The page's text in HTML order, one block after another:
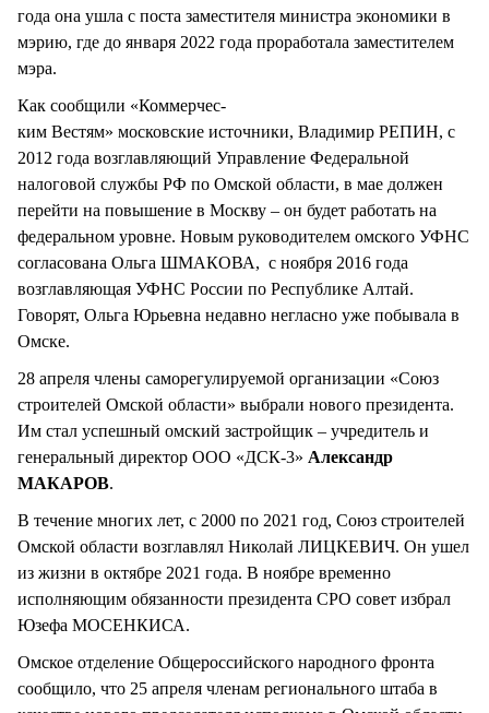
года она ушла с поста заместителя министра экономики в
мэрию, где до января 2022 года проработала заместителем
мэра.
Как сообщили «Коммерчес-
ким Вестям» московские источники, Владимир РЕПИН, с
2012 года возглавляющий Управление Федеральной
налоговой службы РФ по Омской области, в мае должен
перейти на повышение в Москву – он будет работать на
федеральном уровне. Новым руководителем омского УФНС
согласована Ольга ШМАКОВА, с ноября 2016 года
возглавляющая УФНС России по Республике Алтай.
Говорят, Ольга Юрьевна недавно негласно уже побывала в
Омске.
28 апреля члены саморегулируемой организации «Союз
строителей Омской области» выбрали нового президента.
Им стал успешный омский застройщик – учредитель и
генеральный директор ООО «ДСК-3» Александр
МАКАРОВ.
В течение многих лет, с 2000 по 2021 год, Союз строителей
Омской области возглавлял Николай ЛИЦКЕВИЧ. Он ушел
из жизни в октябре 2021 года. В ноябре временно
исполняющим обязанности президента СРО совет избрал
Юзефа МОСЕНКИСА.
Омское отделение Общероссийского народного фронта
сообщило, что 25 апреля членам регионального штаба в